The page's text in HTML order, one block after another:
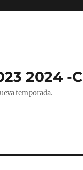
2024
temporada.